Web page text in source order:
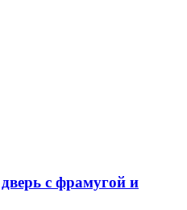
с фрамугой и